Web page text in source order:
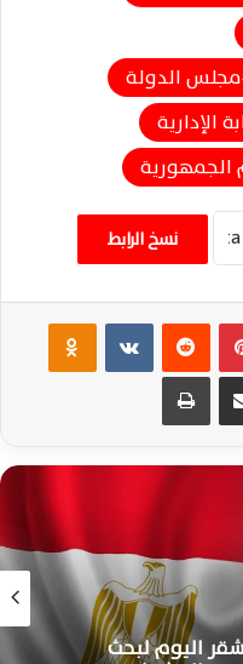
مجلس الدولة
الإدارية
نسخ الرابط
بينتيريست ‏VKontakte
مشاركة عبر البريد طباعة
اليوم لبحث